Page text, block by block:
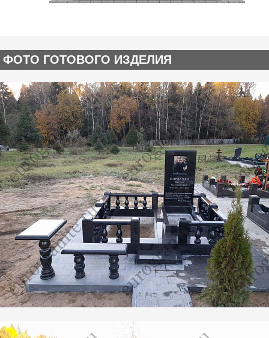
ФОТО ГОТОВОГО ИЗДЕЛИЯ